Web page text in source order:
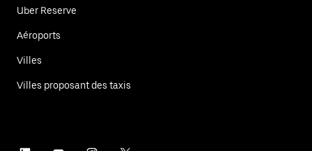
Uber Reserve
Aéroports
Villes
Villes proposant des taxis